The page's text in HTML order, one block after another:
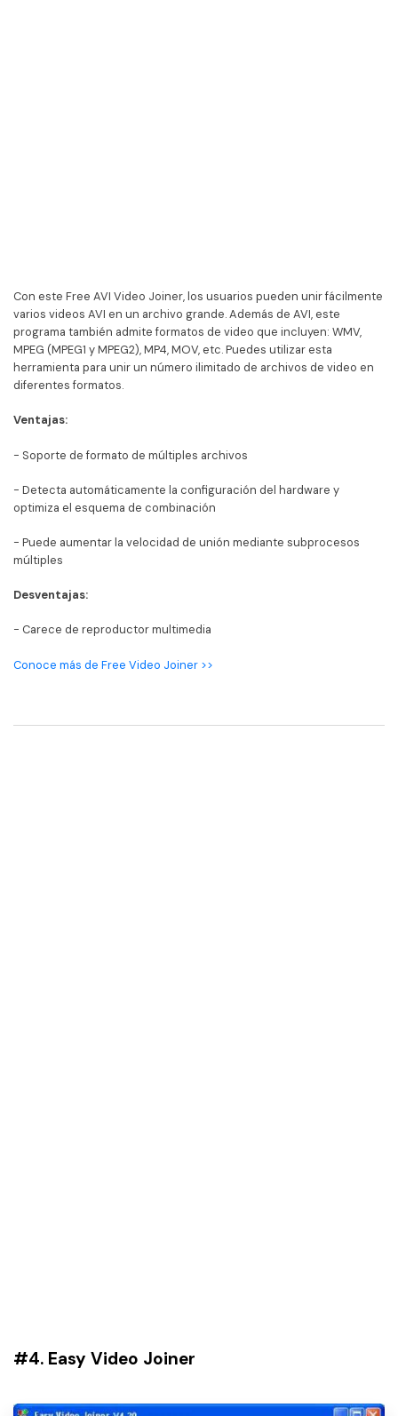
Con este Free AVI Video Joiner, los usuarios pueden unir fácilmente
varios videos AVI en un archivo grande. Además de AVI, este
programa también admite formatos de video que incluyen: WMV,
MPEG (MPEG1 y MPEG2), MP4, MOV, etc. Puedes utilizar esta
herramienta para unir un número ilimitado de archivos de video en
diferentes formatos.
Ventajas:
- Soporte de formato de múltiples archivos
- Detecta automáticamente la configuración del hardware y
optimiza el esquema de combinación
- Puede aumentar la velocidad de unión mediante subprocesos
múltiples
Desventajas:
- Carece de reproductor multimedia
Conoce más de Free Video Joiner >>
#4. Easy Video Joiner